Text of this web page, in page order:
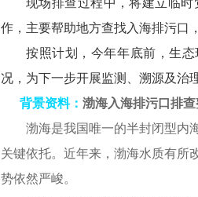
现场排查过程中，将建立临
作，主要帮助地方查找入海排污口
按照计划，今年年底前，生
况，为下一步开展监测、溯源及治
背景资料： 渤海入海排污口排
渤海是我国唯一的半封闭型内
关键依托。近年来，渤海水质有所
势依然严峻。